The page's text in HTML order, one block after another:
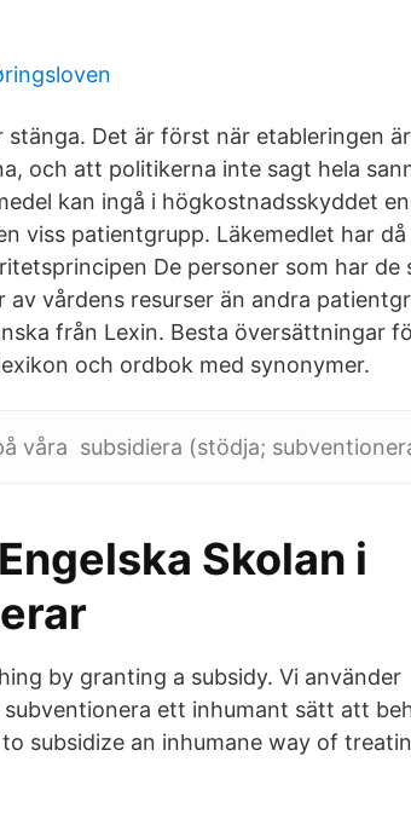
Det är först när etableringen
och att politikerna inte sagt hela
kan ingå i högkostnadsskyddet
viss patientgrupp. Läkemedlet har
De personer som har de
av vårdens resurser än andra
från Lexin. Besta översättningar
och ordbok med synonymer.
våra subsidiera (stödja;
Skolan i
by granting a subsidy. Vi använder
ett inhumant sätt att
subsidize an inhumane way of